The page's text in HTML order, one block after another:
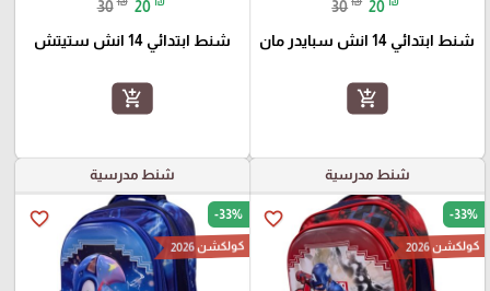
30 20
شنط ابتدائي 14 انش سبايدر مان
add_shopping_cart
30 20
شنط ابتدائي 14 انش ستيتش
add_shopping_cart
شنط مدرسية
favorite_border -33%
كولكشن 2026
شنط مدرسية
favorite_border -33%
كولكشن 2026